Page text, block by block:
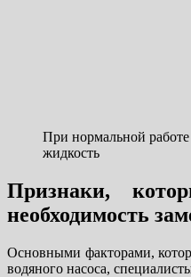
При нормальной
жидкость
Признаки,
необходимость
Основными факторами,
водяного насоса,